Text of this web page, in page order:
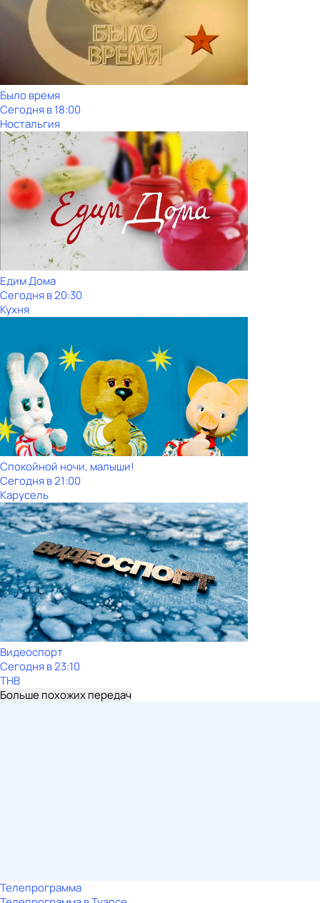
Было время
Сегодня в 18:00
Ностальгия
Едим Дома
Сегодня в 20:30
Кухня
Спокойной ночи, малыши!
Сегодня в 21:00
Карусель
Видеоспорт
Сегодня в 23:10
ТНВ
Больше похожих передач
Телепрограмма